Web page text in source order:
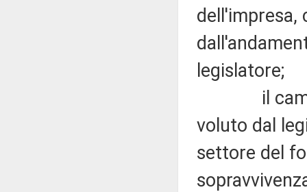
dell'impresa,
legislatore;
il
voluto dal
settore del